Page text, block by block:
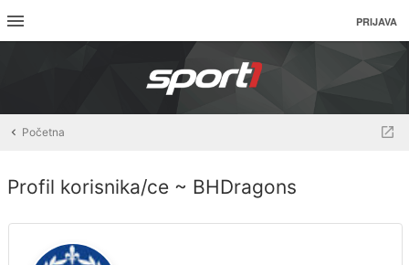
PRIJAVA
Početna
Profil korisnika/ce ~ BHDragons